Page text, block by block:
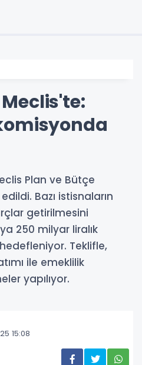
Plan ve Bütçe
Bazı istisnaların
getirilmesini
250 milyar liralık
Teklifle,
ile emeklilik
yapılıyor.
15:08